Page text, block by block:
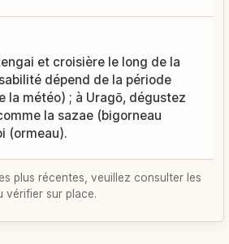
et croisière le long de la
dépend de la période
la météo) ; à Uragō, dégustez
la sazae (bigorneau
(ormeau).
plus récentes, veuillez consulter les
vérifier sur place.